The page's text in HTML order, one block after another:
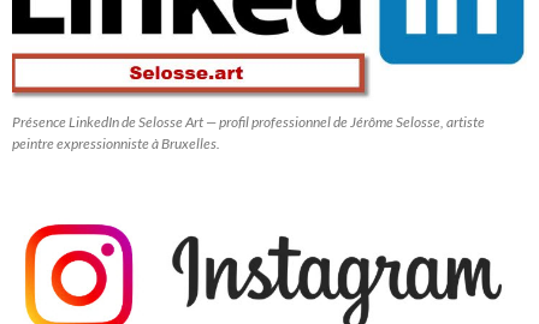
Présence LinkedIn de Selosse Art — profil professionnel de Jérôme Selosse, artiste
peintre expressionniste à Bruxelles.